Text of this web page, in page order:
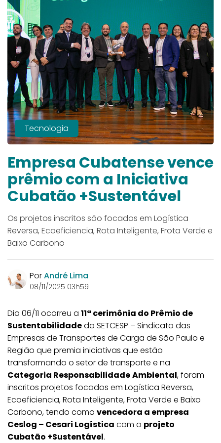
Tecnologia
Empresa Cubatense vence
prêmio com a Iniciativa
Cubatão +Sustentável
Os projetos inscritos são focados em Logística
Reversa, Ecoeficiencia, Rota Inteligente, Frota Verde e
Baixo Carbono
PorAndré Lima
08/11/2025 03h59
Dia 06/11 ocorreu a 11ª cerimônia do Prêmio de
Sustentabilidadedo SETCESP – Sindicato das
Empresas de Transportes de Carga de São Paulo e
Região que premia iniciativas que estão
transformando o setor de transporte e na
Categoria ResponsabilidadeAmbiental, foram
inscritos projetos focados em Logística Reversa,
Ecoeficiencia, Rota Inteligente, Frota Verde e Baixo
Carbono, tendo como vencedora a empresa
Ceslog – Cesari Logística com o projeto
Cubatão +Sustentável.